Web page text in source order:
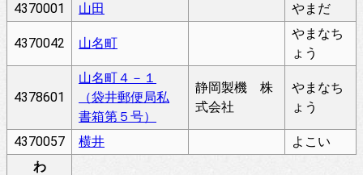
4370001
山田 やまだ
4370042 山名町
やまなち
ょう
4378601
山名町４－１
（袋井郵便局私
書箱第５号）
静岡製機 株
式会社
やまなち
ょう
4370057 横井
よこい
わ